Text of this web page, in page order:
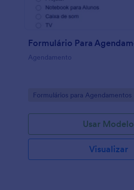
Agendamento
Go to Category:
Formulários para Agendamentos
Usar Modelo
Visualizar